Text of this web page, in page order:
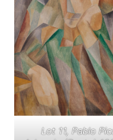
Lot 11, Pablo